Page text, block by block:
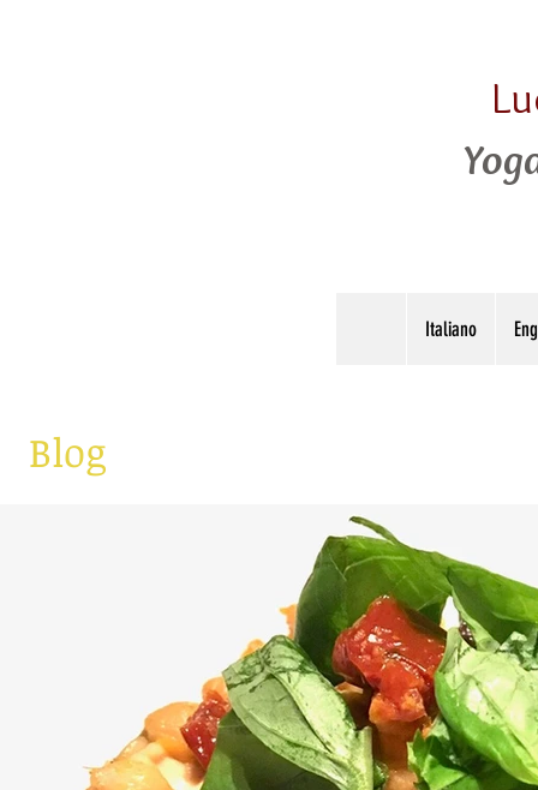
Italiano
Blog